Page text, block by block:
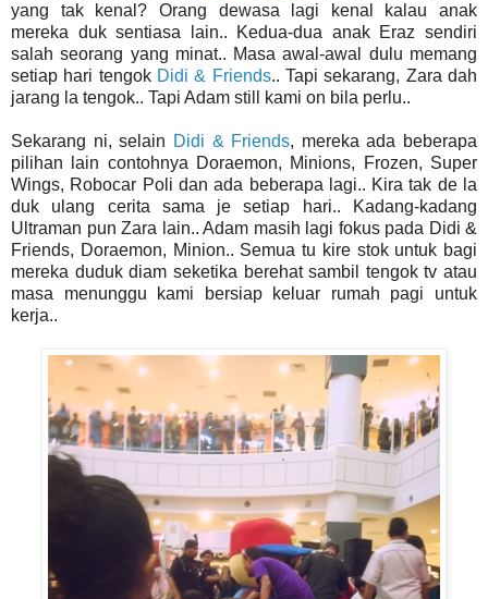
yang tak kenal? Orang dewasa lagi kenal kalau anak
mereka duk sentiasa lain.. Kedua-dua anak Eraz sendiri
salah seorang yang minat.. Masa awal-awal dulu memang
setiap hari tengok Didi & Friends.. Tapi sekarang, Zara dah
jarang la tengok.. Tapi Adam still kami on bila perlu..
Sekarang ni, selain Didi & Friends, mereka ada beberapa
pilihan lain contohnya Doraemon, Minions, Frozen, Super
Wings, Robocar Poli dan ada beberapa lagi.. Kira tak de la
duk ulang cerita sama je setiap hari.. Kadang-kadang
Ultraman pun Zara lain.. Adam masih lagi fokus pada Didi &
Friends, Doraemon, Minion.. Semua tu kire stok untuk bagi
mereka duduk diam seketika berehat sambil tengok tv atau
masa menunggu kami bersiap keluar rumah pagi untuk
kerja..